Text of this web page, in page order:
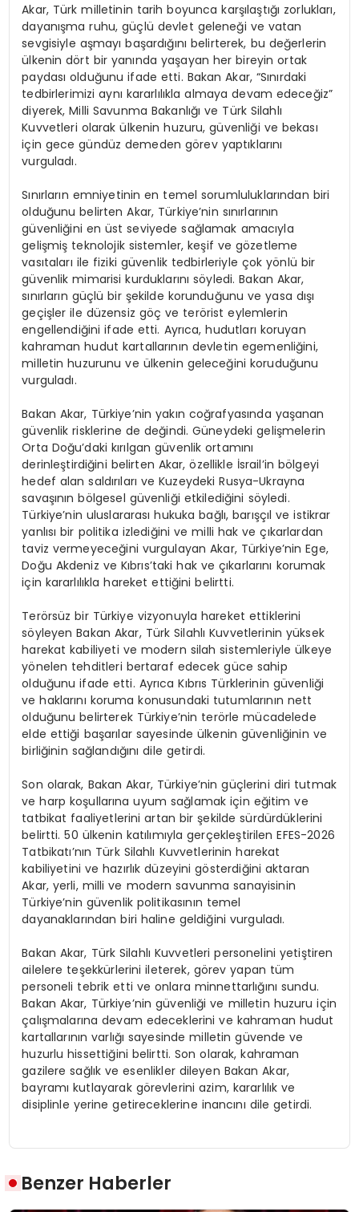
Akar, Türk milletinin tarih boyunca karşılaştığı zorlukları,
dayanışma ruhu, güçlü devlet geleneği ve vatan
sevgisiyle aşmayı başardığını belirterek, bu değerlerin
ülkenin dört bir yanında yaşayan her bireyin ortak
paydası olduğunu ifade etti. Bakan Akar, “Sınırdaki
tedbirlerimizi aynı kararlılıkla almaya devam edeceğiz”
diyerek, Milli Savunma Bakanlığı ve Türk Silahlı
Kuvvetleri olarak ülkenin huzuru, güvenliği ve bekası
için gece gündüz demeden görev yaptıklarını
vurguladı.
Sınırların emniyetinin en temel sorumluluklarından biri
olduğunu belirten Akar, Türkiye’nin sınırlarının
güvenliğini en üst seviyede sağlamak amacıyla
gelişmiş teknolojik sistemler, keşif ve gözetleme
vasıtaları ile fiziki güvenlik tedbirleriyle çok yönlü bir
güvenlik mimarisi kurduklarını söyledi. Bakan Akar,
sınırların güçlü bir şekilde korunduğunu ve yasa dışı
geçişler ile düzensiz göç ve terörist eylemlerin
engellendiğini ifade etti. Ayrıca, hudutları koruyan
kahraman hudut kartallarının devletin egemenliğini,
milletin huzurunu ve ülkenin geleceğini koruduğunu
vurguladı.
Bakan Akar, Türkiye’nin yakın coğrafyasında yaşanan
güvenlik risklerine de değindi. Güneydeki gelişmelerin
Orta Doğu’daki kırılgan güvenlik ortamını
derinleştirdiğini belirten Akar, özellikle İsrail’in bölgeyi
hedef alan saldırıları ve Kuzeydeki Rusya-Ukrayna
savaşının bölgesel güvenliği etkilediğini söyledi.
Türkiye’nin uluslararası hukuka bağlı, barışçıl ve istikrar
yanlısı bir politika izlediğini ve milli hak ve çıkarlardan
taviz vermeyeceğini vurgulayan Akar, Türkiye’nin Ege,
Doğu Akdeniz ve Kıbrıs’taki hak ve çıkarlarını korumak
için kararlılıkla hareket ettiğini belirtti.
Terörsüz bir Türkiye vizyonuyla hareket ettiklerini
söyleyen Bakan Akar, Türk Silahlı Kuvvetlerinin yüksek
harekat kabiliyeti ve modern silah sistemleriyle ülkeye
yönelen tehditleri bertaraf edecek güce sahip
olduğunu ifade etti. Ayrıca Kıbrıs Türklerinin güvenliği
ve haklarını koruma konusundaki tutumlarının nett
olduğunu belirterek Türkiye’nin terörle mücadelede
elde ettiği başarılar sayesinde ülkenin güvenliğinin ve
birliğinin sağlandığını dile getirdi.
Son olarak, Bakan Akar, Türkiye’nin güçlerini diri tutmak
ve harp koşullarına uyum sağlamak için eğitim ve
tatbikat faaliyetlerini artan bir şekilde sürdürdüklerini
belirtti. 50 ülkenin katılımıyla gerçekleştirilen EFES-2026
Tatbikatı’nın Türk Silahlı Kuvvetlerinin harekat
kabiliyetini ve hazırlık düzeyini gösterdiğini aktaran
Akar, yerli, milli ve modern savunma sanayisinin
Türkiye’nin güvenlik politikasının temel
dayanaklarından biri haline geldiğini vurguladı.
Bakan Akar, Türk Silahlı Kuvvetleri personelini yetiştiren
ailelere teşekkürlerini ileterek, görev yapan tüm
personeli tebrik etti ve onlara minnettarlığını sundu.
Bakan Akar, Türkiye’nin güvenliği ve milletin huzuru için
çalışmalarına devam edeceklerini ve kahraman hudut
kartallarının varlığı sayesinde milletin güvende ve
huzurlu hissettiğini belirtti. Son olarak, kahraman
gazilere sağlık ve esenlikler dileyen Bakan Akar,
bayramı kutlayarak görevlerini azim, kararlılık ve
disiplinle yerine getireceklerine inancını dile getirdi.
Benzer Haberler